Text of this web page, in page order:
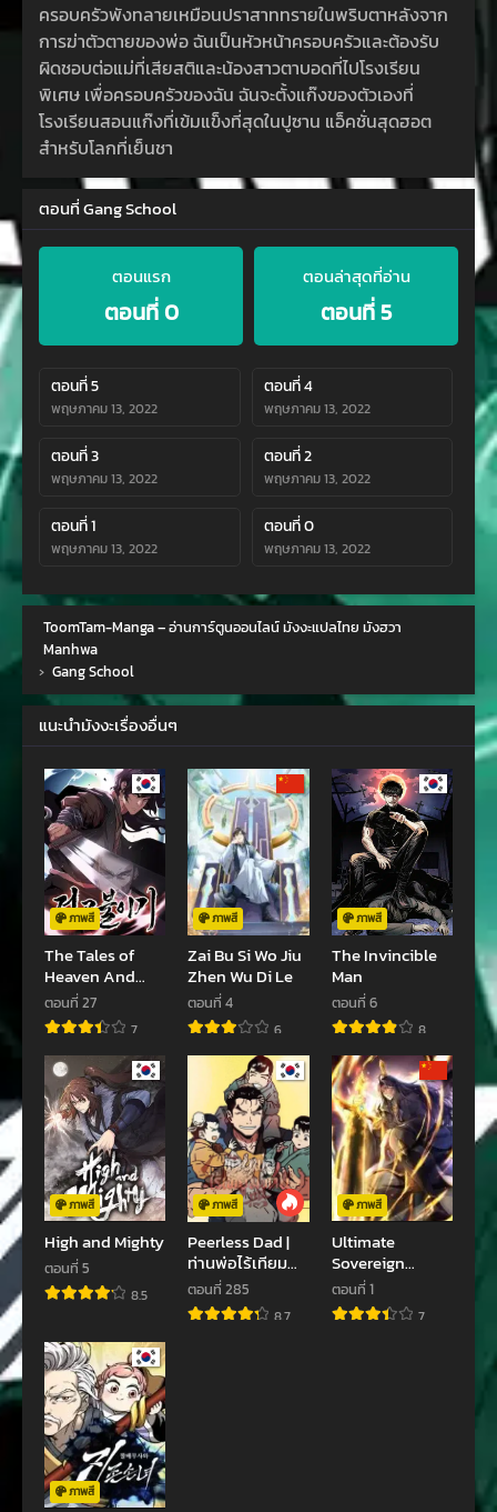
ครอบครัวพังทลายเหมือนปราสาททรายในพริบตาหลังจาก
การฆ่าตัวตายของพ่อ ฉันเป็นหัวหน้าครอบครัวและต้องรับ
ผิดชอบต่อแม่ที่เสียสติและน้องสาวตาบอดที่ไปโรงเรียน
พิเศษ เพื่อครอบครัวของฉัน ฉันจะตั้งแก๊งของตัวเองที่
โรงเรียนสอนแก๊งที่เข้มแข็งที่สุดในปูซาน แอ็คชั่นสุดฮอต
สำหรับโลกที่เย็นชา
ตอนที่ Gang School
ตอนแรก
ตอนที่ 0
ตอนล่าสุดที่อ่าน
ตอนที่ 5
ตอนที่ 5
พฤษภาคม 13, 2022
ตอนที่ 4
พฤษภาคม 13, 2022
ตอนที่ 3
พฤษภาคม 13, 2022
ตอนที่ 2
พฤษภาคม 13, 2022
ตอนที่ 1
พฤษภาคม 13, 2022
ตอนที่ 0
พฤษภาคม 13, 2022
ToomTam-Manga – อ่านการ์ตูนออนไลน์ มังงะแปลไทย มังฮวา
Manhwa
› Gang School
แนะนำมังงะเรื่องอื่นๆ
ภาพสี
The Tales of
Heaven And
Earth
ตอนที่ 27
7
ภาพสี
Zai Bu Si Wo Jiu
Zhen Wu Di Le
ตอนที่ 4
6
ภาพสี
The Invincible
Man
ตอนที่ 6
8
ภาพสี
High and Mighty
ตอนที่ 5
8.5
ภาพสี
Peerless Dad |
ท่านพ่อไร้เทียม
ทาน
ตอนที่ 285
8.7
ภาพสี
Ultimate
Sovereign
จักรพรรดิสูงสุด
ตอนที่ 1
7
ภาพสี